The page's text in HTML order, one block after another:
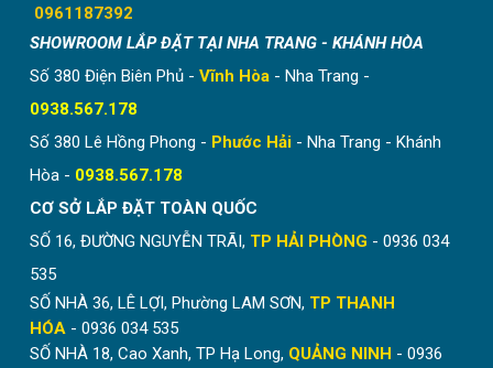
0961187392
SHOWROOM LẮP ĐẶT TẠI NHA TRANG - KHÁNH HÒA
Số 380 Điện Biên Phủ - Vĩnh Hòa - Nha Trang -
0938.567.178
Số 380 Lê Hồng Phong - Phước Hải - Nha Trang - Khánh
Hòa - 0938.567.178
CƠ SỞ LẮP ĐẶT TOÀN QUỐC
SỐ 16, ĐƯỜNG NGUYỄN TRÃI, TP HẢI PHÒNG - 0936 034
535
SỐ NHÀ 36, LÊ LỢI, Phường LAM SƠN, TP THANH
HÓA - 0936 034 535
SỐ NHÀ 18, Cao Xanh, TP Hạ Long, QUẢNG NINH - 0936